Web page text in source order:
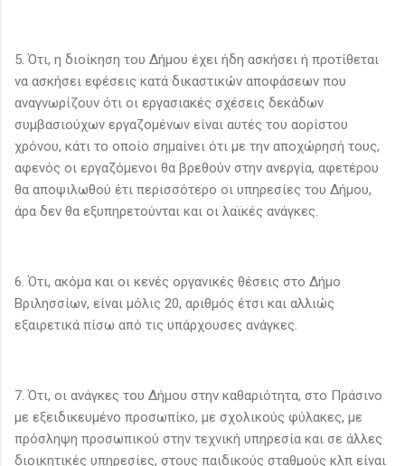
5. Ότι, η διοίκηση του Δήμου έχει ήδη ασκήσει ή προτίθεται
να ασκήσει εφέσεις κατά δικαστικών αποφάσεων που
αναγνωρίζουν ότι οι εργασιακές σχέσεις δεκάδων
συμβασιούχων εργαζομένων είναι αυτές του αορίστου
χρόνου, κάτι το οποίο σημαίνει ότι με την αποχώρησή τους,
αφενός οι εργαζόμενοι θα βρεθούν στην ανεργία, αφετέρου
θα αποψιλωθού έτι περισσότερο οι υπηρεσίες του Δήμου,
άρα δεν θα εξυπηρετούνται και οι λαϊκές ανάγκες.
6. Ότι, ακόμα και οι κενές οργανικές θέσεις στο Δήμο
Βριλησσίων, είναι μόλις 20, αριθμός έτσι και αλλιώς
εξαιρετικά πίσω από τις υπάρχουσες ανάγκες.
7. Ότι, οι ανάγκες του Δήμου στην καθαριότητα, στο Πράσινο
με εξειδικευμένο προσωπίκο, με σχολικούς φύλακες, με
πρόσληψη προσωπικού στην τεχνική υπηρεσία και σε άλλες
διοικητικές υπηρεσίες, στους παιδικούς σταθμούς κλπ είναι